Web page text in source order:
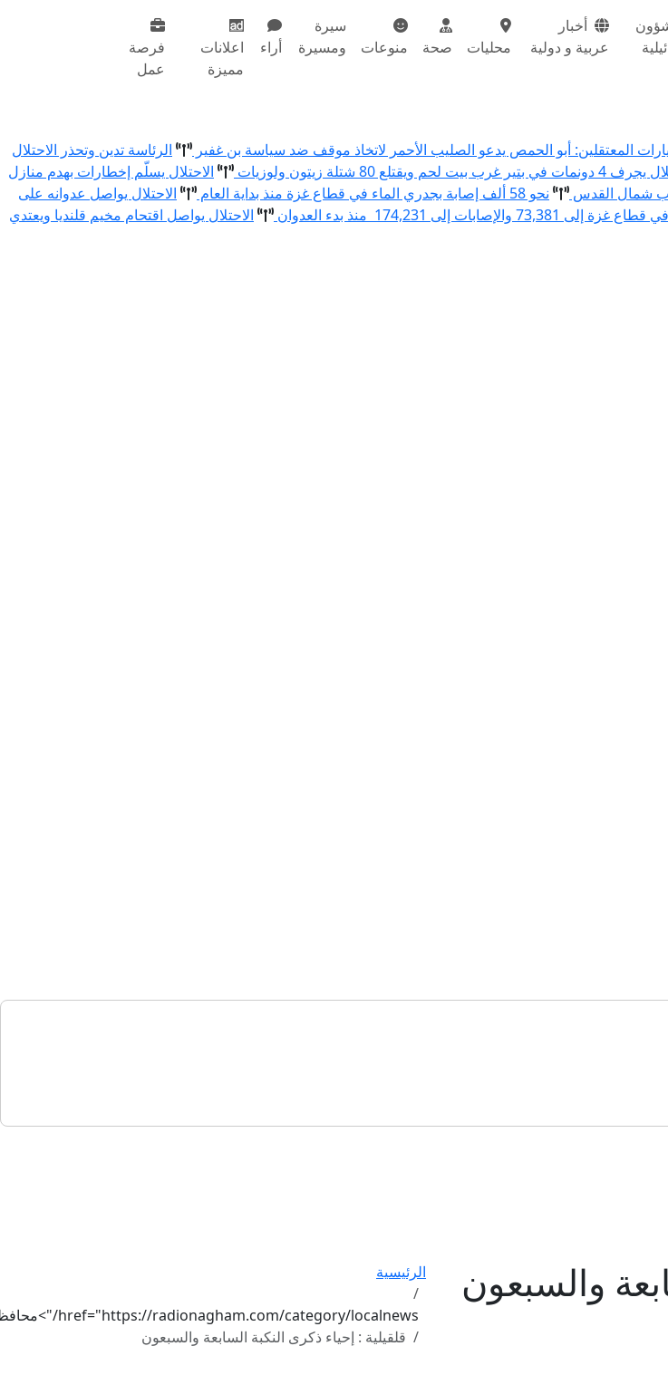
أخبار
عربية و دولية
محليات صحة منوعات
سيرة
ومسيرة
أراء
اعلانات
مميزة
فرصة
عمل
المعتقلين: أبو الحمص يدعو الصليب الأحمر لاتخاذ موقف ضد سياسة بن غفير
الرئاسة تدين وتحذر الاحتلال
بتير غرب بيت لحم ويقتلع 80 شتلة زيتون ولوزيات
الاحتلال يسلّم إخطارات بهدم منازل
نحو 58 ألف إصابة بجدري الماء في قطاع غزة منذ بداية العام
الاحتلال يواصل عدوانه على
إلى 174,231 منذ بدء العدوان
الاحتلال يواصل اقتحام مخيم قلنديا ويعتدي
والسبعون الرئيسية
href="https://radionagham.com/category/localnews/">محافظات
قلقيلية : إحياء ذكرى النكبة السابعة والسبعون